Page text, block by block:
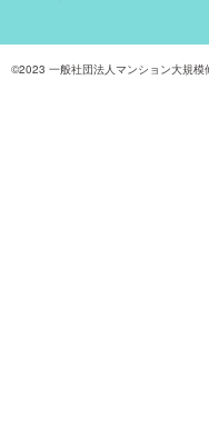
2025.07.06【
©2023 一般社団法人マンション大規模